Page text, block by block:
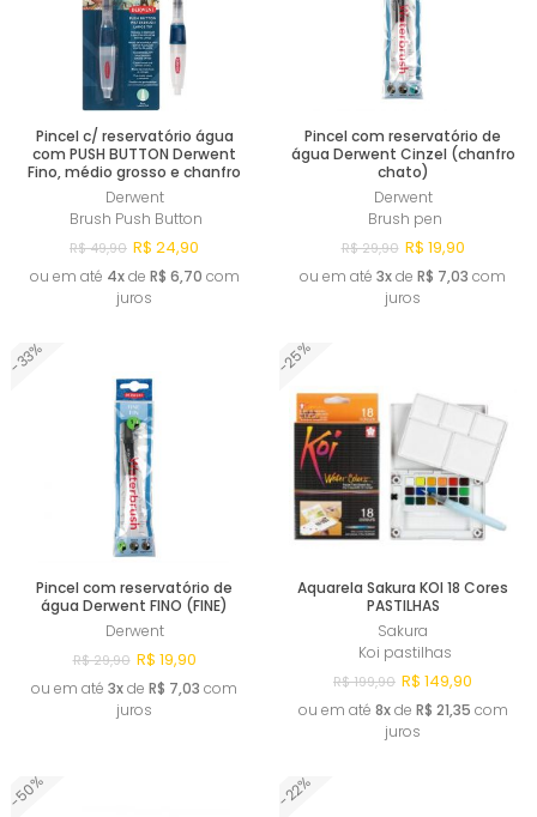
Pincel c/ reservatório água
com PUSH BUTTON Derwent
Fino, médio grosso e chanfro
Derwent
Brush Push Button
R$ 49,90 R$ 24,90
ou em até 4xde R$ 6,70 com
juros
Pincel com reservatório de
água Derwent Cinzel (chanfro
chato)
Derwent
Brush pen
R$ 29,90 R$ 19,90
ou em até 3xde R$ 7,03 com
juros
-33%
Pincel com reservatório de
água Derwent FINO (FINE)
Derwent
R$ 29,90 R$ 19,90
ou em até 3xde R$ 7,03 com
juros
-25%
Aquarela Sakura KOI 18 Cores
PASTILHAS
Sakura
Koi pastilhas
R$ 199,90 R$ 149,90
ou em até 8xde R$ 21,35 com
juros
-50% -22%